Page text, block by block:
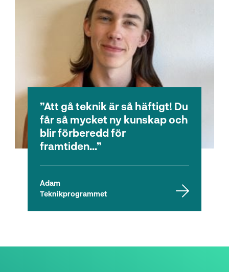
Att gå teknik är så häftigt! Du
får så mycket ny kunskap och
blir förberedd för
framtiden...
Adam
Teknikprogrammet